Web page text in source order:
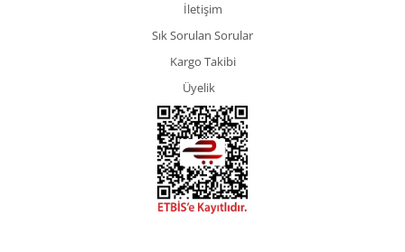
İletişim
Sık Sorulan Sorular
Kargo Takibi
Üyelik